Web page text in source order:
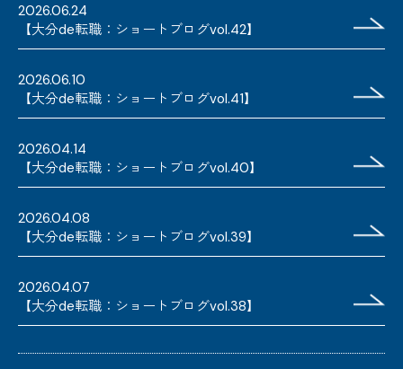
2026.06.24
【大分de転職：ショートブログvol.42】
2026.06.10
【大分de転職：ショートブログvol.41】
2026.04.14
【大分de転職：ショートブログvol.40】
2026.04.08
【大分de転職：ショートブログvol.39】
2026.04.07
【大分de転職：ショートブログvol.38】